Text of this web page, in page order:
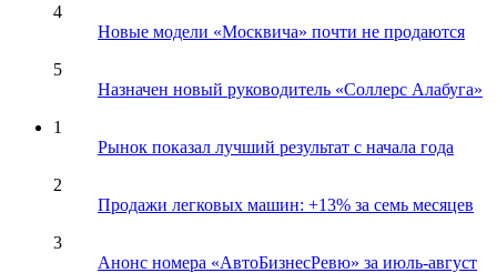
4
Новые модели «Москвича» почти не продаются
5
Назначен новый руководитель «Соллерс Алабуга»
1
Рынок показал лучший результат с начала года
2
Продажи легковых машин: +13% за семь месяцев
3
Анонс номера «АвтоБизнесРевю» за июль-август